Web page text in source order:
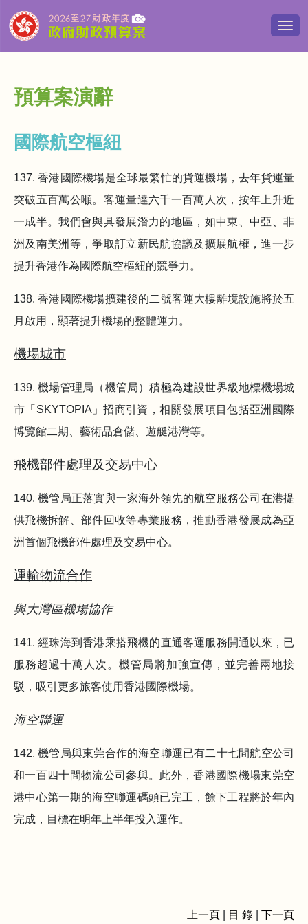
切
預算案演辭
國際航空樞紐
137. 香港國際機場是全球最繁忙的貨運機場，去年貨運量
突破五百萬公噸。客運量達六千一百萬人次，按年上升近
一成半。我們會與具發展潛力的地區，如中東、中亞、非
洲及南美洲等，爭取訂立新民航協議及擴展航權，進一步
提升香港作為國際航空樞紐的競爭力。
138. 香港國際機場擴建後的二號客運大樓離境設施將於五
月啟用，顯著提升機場的整體運力。
機場城市
139. 機場管理局（機管局）積極為建設世界級地標機場城
市「SKYTOPIA」招商引資，相關發展項目包括亞洲國際
博覽館二期、藝術品倉儲、遊艇港灣等。
飛機部件處理及交易中心
140. 機管局正落實與一家海外領先的航空服務公司在港提
供飛機拆解、部件回收等專業服務，推動香港發展成為亞
洲首個飛機部件處理及交易中心。
運輸物流合作
與大灣區機場協作
141. 經珠海到香港乘搭飛機的直通客運服務開通以來，已
服務超過十萬人次。機管局將加強宣傳，並完善兩地接
駁，吸引更多旅客使用香港國際機場。
海空聯運
142. 機管局與東莞合作的海空聯運已有二十七間航空公司
和一百四十間物流公司參與。此外，香港國際機場東莞空
港中心第一期的海空聯運碼頭已完工，餘下工程將於年內
完成，目標在明年上半年投入運作。
上一頁 目 錄 下一頁